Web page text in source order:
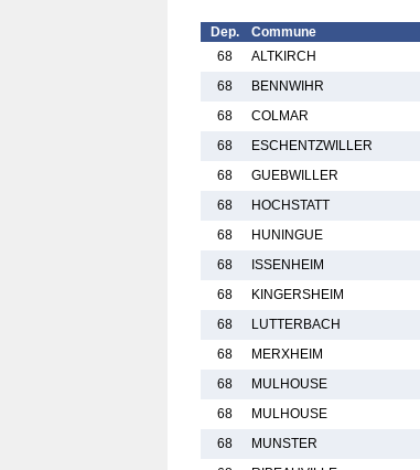
Dep. Commune
68
ALTKIRCH
68
BENNWIHR
68
COLMAR
68
ESCHENTZWILLER
68
GUEBWILLER
68
HOCHSTATT
68
HUNINGUE
68
ISSENHEIM
68
KINGERSHEIM
68
LUTTERBACH
68
MERXHEIM
68
MULHOUSE
68
MULHOUSE
68
MUNSTER